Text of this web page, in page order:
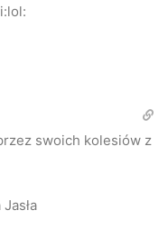
swoich kolesiów z